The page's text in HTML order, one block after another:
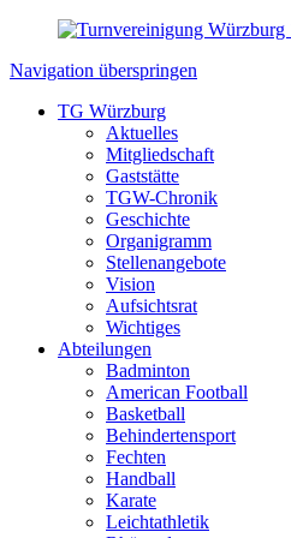
Navigation überspringen
TG Würzburg
Aktuelles
Mitgliedschaft
Gaststätte
TGW-Chronik
Geschichte
Organigramm
Stellenangebote
Vision
Aufsichtsrat
Wichtiges
Abteilungen
Badminton
American Football
Basketball
Behindertensport
Fechten
Handball
Karate
Leichtathletik